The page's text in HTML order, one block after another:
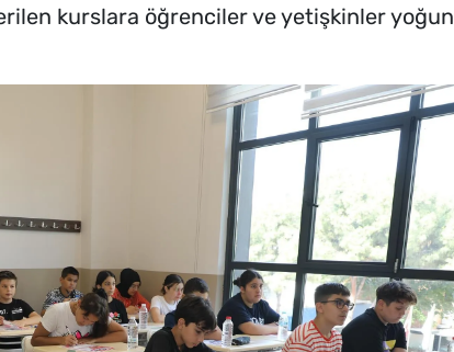
kurslara öğrenciler ve yetişkinler yoğun